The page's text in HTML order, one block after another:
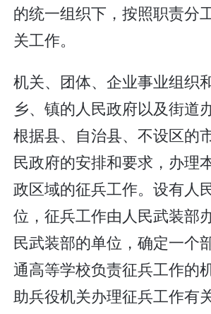
的统一组织下，按照职责分
关工作。
机关、团体、企业事业组织
乡、镇的人民政府以及街道
根据县、自治县、不设区的
民政府的安排和要求，办理
政区域的征兵工作。设有人
位，征兵工作由人民武装部
民武装部的单位，确定一个
通高等学校负责征兵工作的
助兵役机关办理征兵工作有